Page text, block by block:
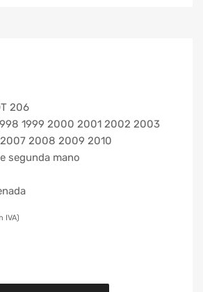
206
1999 2000 2001 2002 2003
2008 2009 2010
segunda mano